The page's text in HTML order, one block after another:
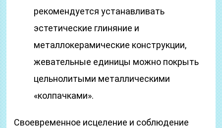
рекомендуется устанавливать
эстетические глиняние и
металлокерамические конструкции,
жевательные единицы можно покрыть
цельнолитыми металлическими
«колпачками».
Своевременное исцеление и соблюдение